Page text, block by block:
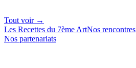
Tout voir →
Les Recettes du 7ème ArtNos rencontres
Nos partenariats